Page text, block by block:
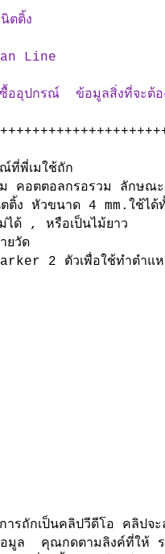
ตติ้ง
Line
ออุปกรณ์ ข้อมูลสิ่งที่จะต้อ
ที่พี่เมใช้ถัก
คอตตอลกรอรวม ลักษณ
ติ้ง หัวขนาด 4 mm.ใช้ไ
ได้ , หรือเป็นไม้ยาว
ยวัด
2 ตัวเพื่อใช้ทำตำแห
ารถักเป็นคลิปวีดีโอ คลิปจ
มูล คุณกดตามลิงค์ที่ให้ ร